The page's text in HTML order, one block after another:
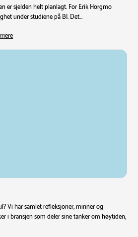
er sjelden helt planlagt. For Erik Horgmo
under studiene på BI. Det…
Vi har samlet refleksjoner, minner og
i bransjen som deler sine tanker om høytiden,